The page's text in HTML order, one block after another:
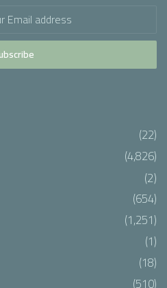
(22)
(4,826)
(2)
(654)
(1,251)
(1)
(18)
(510)